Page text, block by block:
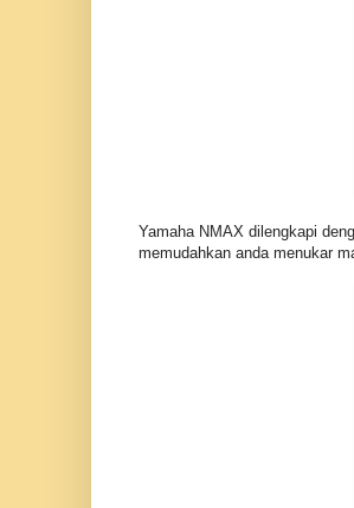
Yamaha NMAX dilengkapi
memudahkan anda menukar